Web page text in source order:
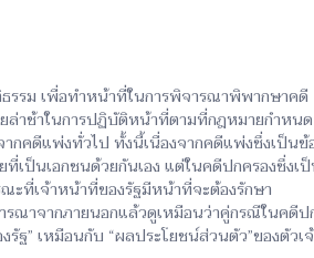
รม เพื่อทำหน้าที่ในการพิจารณาพิพากษาคดี
ล่าช้าในการปฏิบัติหน้าที่ตามที่กฎหมายกำหน
กคดีแพ่งทั่วไป ทั้งนี้เนื่องจากคดีแพ่งซึ่งเป็น
เป็นเอกชนด้วยกันเอง แต่ในคดีปกครองซึ่งเ
ะที่เจ้าหน้าที่ของรัฐมีหน้าที่จะต้องรักษา
ณาจากภายนอกแล้วดูเหมือนว่าคู่กรณีในคดีป
” เหมือนกับ “ผลประโยชน์ส่วนตัว”ของตัวเ